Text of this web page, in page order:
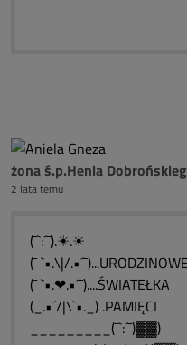
żona ś.p.Henia
2 lata temu
(¯`:´¯).☀.☀
(¯ `•.\|/.•´¯)...URODZINOWE
(¯ `•.❤.•´¯)....ŚWIATEŁKA
(_.•´/|\`•._) .PAMIĘCI
_________(¯`:´¯)▓▓)